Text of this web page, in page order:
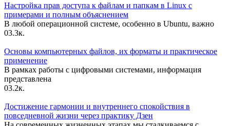
Настройка прав доступа к файлам и папкам в Linux с
примерами и полным объяснением
В любой операционной системе, особенно в Ubuntu, важно
03.3к.
Основы компьютерных файлов, их форматы и практическое
применение
В рамках работы с цифровыми системами, информация
представлена
03.2к.
Достижение гармонии и внутреннего спокойствия в
повседневной жизни через практику Дзен